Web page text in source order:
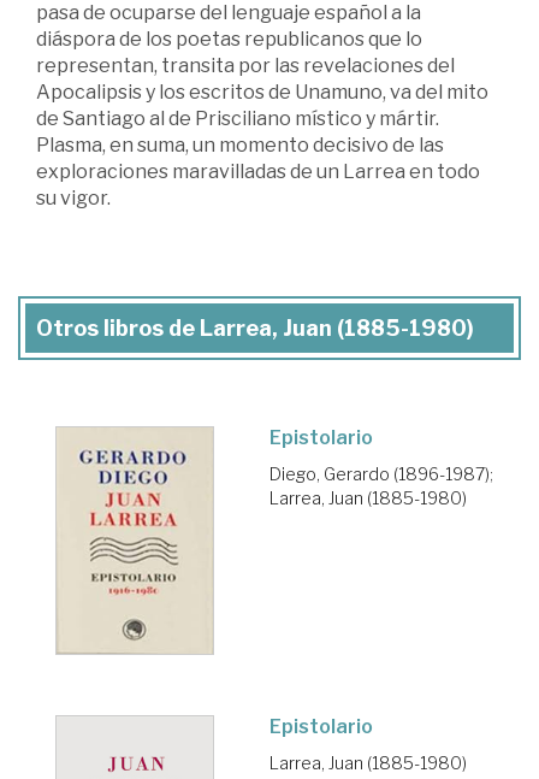
pasa de ocuparse del lenguaje español a la
diáspora de los poetas republicanos que lo
representan, transita por las revelaciones del
Apocalipsis y los escritos de Unamuno, va del mito
de Santiago al de Prisciliano místico y mártir.
Plasma, en suma, un momento decisivo de las
exploraciones maravilladas de un Larrea en todo
su vigor.
Otros libros de Larrea, Juan (1885-1980)
Epistolario
Diego, Gerardo (1896-1987);
Larrea, Juan (1885-1980)
Epistolario
Larrea, Juan (1885-1980)